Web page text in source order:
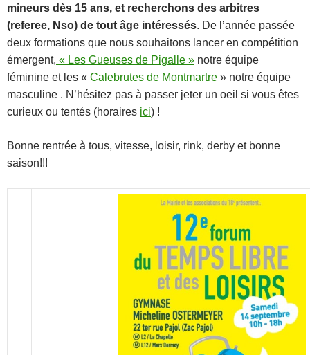
mineurs dès 15 ans, et recherchons des arbitres
(referee, Nso) de tout âge intéressés. De l’année passée
deux formations que nous souhaitons lancer en compétition
émergent, « Les Gueuses de Pigalle » notre équipe
féminine et les « Calebrutes de Montmartre » notre équipe
masculine . N’hésitez pas à passer jeter un oeil si vous êtes
curieux ou tentés (horaires ici) !
Bonne rentrée à tous, vitesse, loisir, rink, derby et bonne
saison!!!